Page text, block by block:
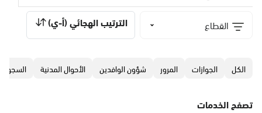
القطاع الترتيب الهجائي (أ-ي)
الكل الجوازات المرور ‏شؤون الوافدين الأحوال المدنية السجون
تصفح الخدمات